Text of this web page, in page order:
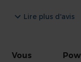
Code EAN
Vous
Lire plus d'avis